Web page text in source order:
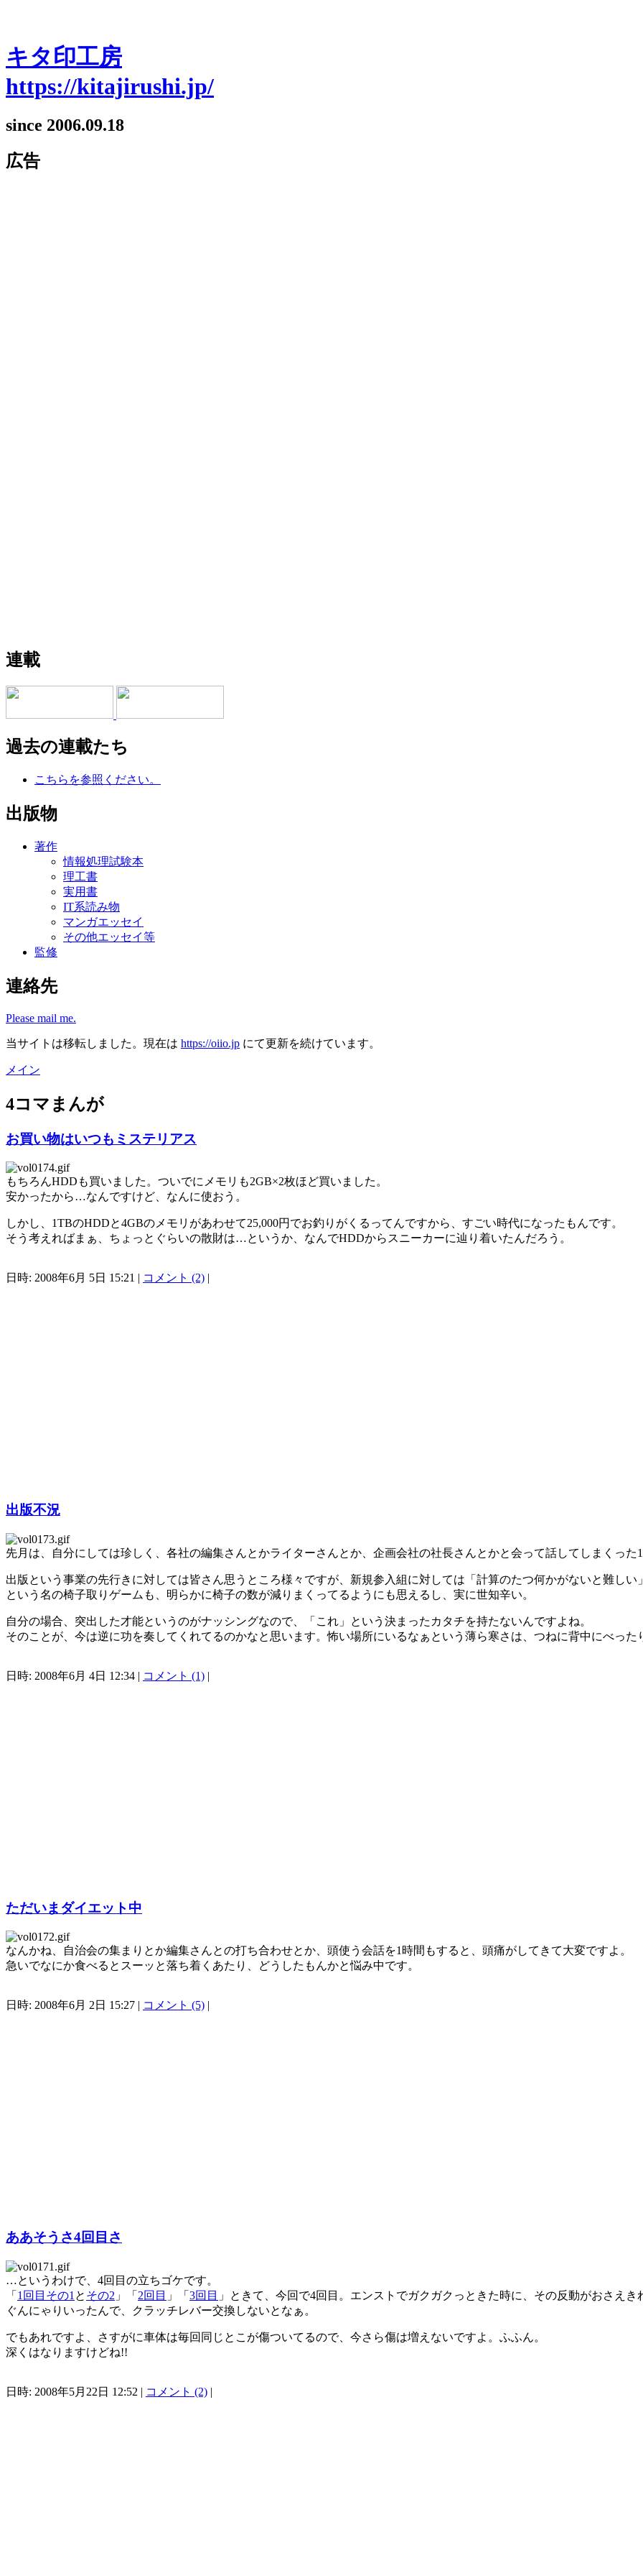
キタ印工房
https://kitajirushi.jp/
since 2006.09.18
広告
連載
過去の連載たち
こちらを参照ください。
出版物
著作
情報処理試験本
理工書
実用書
IT系読み物
マンガエッセイ
その他エッセイ等
監修
連絡先
Please mail me.
当サイトは移転しました。現在は https://oiio.jp にて更新を続けています。
メイン
4コマまんが
お買い物はいつもミステリアス
もちろんHDDも買いました。ついでにメモリも2GB×2枚ほど買いました。
安かったから…なんですけど、なんに使おう。
しかし、1TBのHDDと4GBのメモリがあわせて25,000円でお釣りがくるってんですから、すごい時代になったもんです。
そう考えればまぁ、ちょっとぐらいの散財は…というか、なんでHDDからスニーカーに辿り着いたんだろう。
日時: 2008年6月 5日 15:21 | コメント (2)
出版不況
先月は、自分にしては珍しく、各社の編集さんとかライターさんとか、企画会社の社長さんとかと会って話してしまくった1
出版という事業の先行きに対しては皆さん思うところ様々ですが、新規参入組に対しては「計算のたつ何かがないと難し
という名の椅子取りゲームも、明らかに椅子の数が減りまくってるようにも思えるし、実に世知辛い。
自分の場合、突出した才能というのがナッシングなので、「これ」という決まったカタチを持たないんですよね。
そのことが、今は逆に功を奏してくれてるのかなと思います。怖い場所にいるなぁという薄ら寒さは、つねに背中にべった
日時: 2008年6月 4日 12:34 | コメント (1) |
ただいまダイエット中
なんかね、自治会の集まりとか編集さんとの打ち合わせとか、頭使う会話を1時間もすると、頭痛がしてきて大変ですよ。
急いでなにか食べるとスーッと落ち着くあたり、どうしたもんかと悩み中です。
日時: 2008年6月 2日 15:27 | コメント (5) |
ああそうさ4回目さ
…というわけで、4回目の立ちゴケです。
「 1回目その1 と その2 」「 2回目 」「 3回目 」ときて、今回で4回目。エンストでガクガクっときた時に、その反動がおさえき
ぐんにゃりいったんで、クラッチレバー交換しないとなぁ。
でもあれですよ、さすがに車体は毎回同じとこが傷ついてるので、今さら傷は増えないですよ。ふふん。
深くはなりますけどね!!
日時: 2008年5月22日 12:52 | コメント (2) |